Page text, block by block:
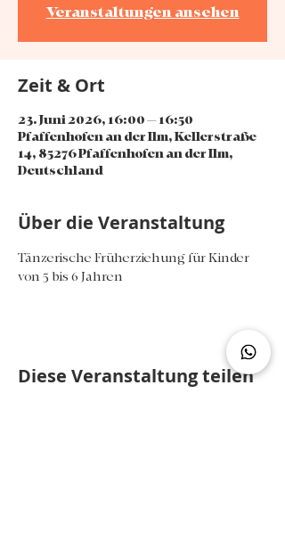
Veranstaltungen ansehen
Zeit & Ort
23. Juni 2026, 16:00 – 16:50
Pfaffenhofen an der Ilm, Kellerstraße
14, 85276 Pfaffenhofen an der Ilm,
Deutschland
Über die Veranstaltung
Tänzerische Früherziehung für Kinder
von 5 bis 6 Jahren
Diese Veranstaltung teilen